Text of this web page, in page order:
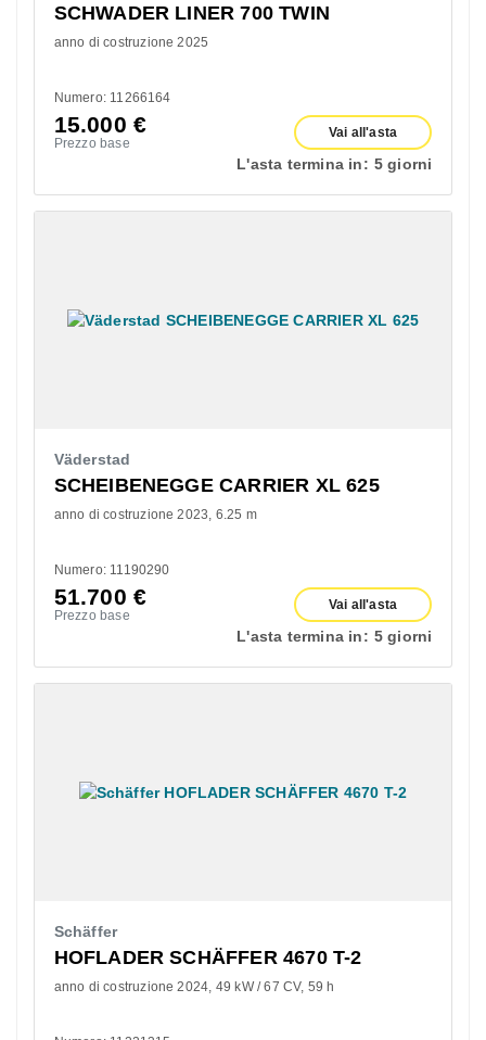
SCHWADER LINER 700 TWIN
anno di costruzione 2025
Numero: 11266164
15.000 €
Prezzo base
Vai all'asta
L'asta termina in: 5 giorni
Väderstad
SCHEIBENEGGE CARRIER XL 625
anno di costruzione 2023 6.25 m
Numero: 11190290
51.700 €
Prezzo base
Vai all'asta
L'asta termina in: 5 giorni
Schäffer
HOFLADER SCHÄFFER 4670 T-2
anno di costruzione 2024 49 kW / 67 CV 59 h